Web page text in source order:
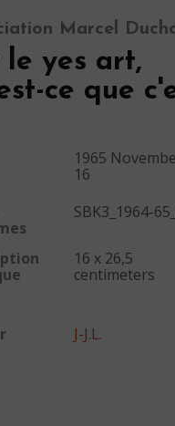
Marcel
le yes art,
ce que
1965
16
SBK3_1964-
16 x 26,5
centimeters
J-J.L.